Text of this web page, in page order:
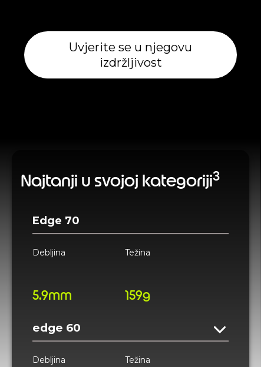
Uvjerite se u njegovu
izdržljivost
Najtanji u svojoj kategoriji3
Edge 70
Debljina
5.9mm
Težina
159g
edge 60
Debljina Težina